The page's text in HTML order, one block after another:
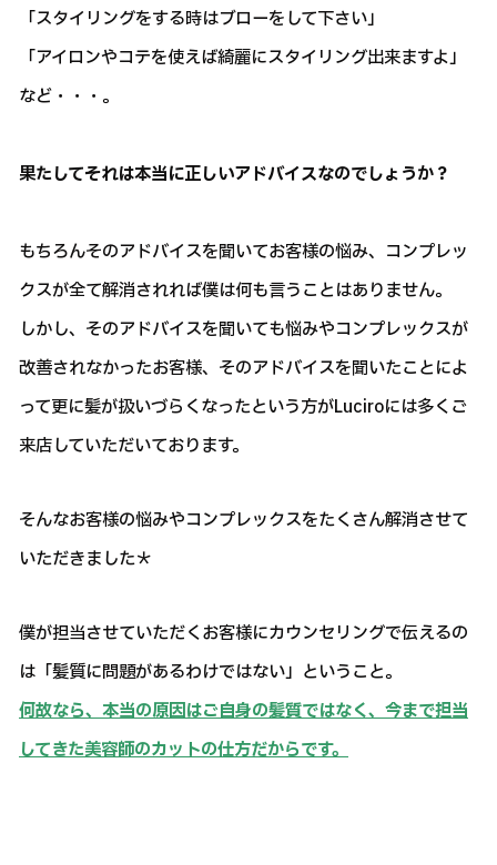
「スタイリングをする時はブローをして下さい」
「アイロンやコテを使えば綺麗にスタイリング出来ますよ」
など・・・。
果たしてそれは本当に正しいアドバイスなのでしょうか？
もちろんそのアドバイスを聞いてお客様の悩み、コンプレッ
クスが全て解消されれば僕は何も言うことはありません。
しかし、そのアドバイスを聞いても悩みやコンプレックスが
改善されなかったお客様、そのアドバイスを聞いたことによ
って更に髪が扱いづらくなったという方がLuciroには多くご
来店していただいております。
そんなお客様の悩みやコンプレックスをたくさん解消させて
いただきました＊
僕が担当させていただくお客様にカウンセリングで伝えるの
は「髪質に問題があるわけではない」ということ。
何故なら、本当の原因はご自身の髪質ではなく、今まで担当
してきた美容師のカットの仕方だからです。